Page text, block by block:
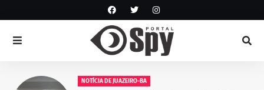
NOTÍCIA DE JUAZEIRO-BA